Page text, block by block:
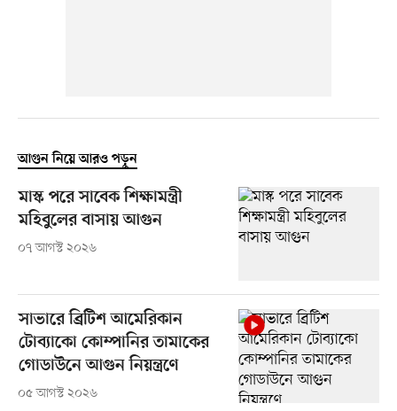
আগুন নিয়ে আরও পড়ুন
মাস্ক পরে সাবেক শিক্ষামন্ত্রী
মহিবুলের বাসায় আগুন
০৭ আগস্ট ২০২৬
সাভারে ব্রিটিশ আমেরিকান
টোব্যাকো কোম্পানির তামাকের
গোডাউনে আগুন নিয়ন্ত্রণে
০৫ আগস্ট ২০২৬